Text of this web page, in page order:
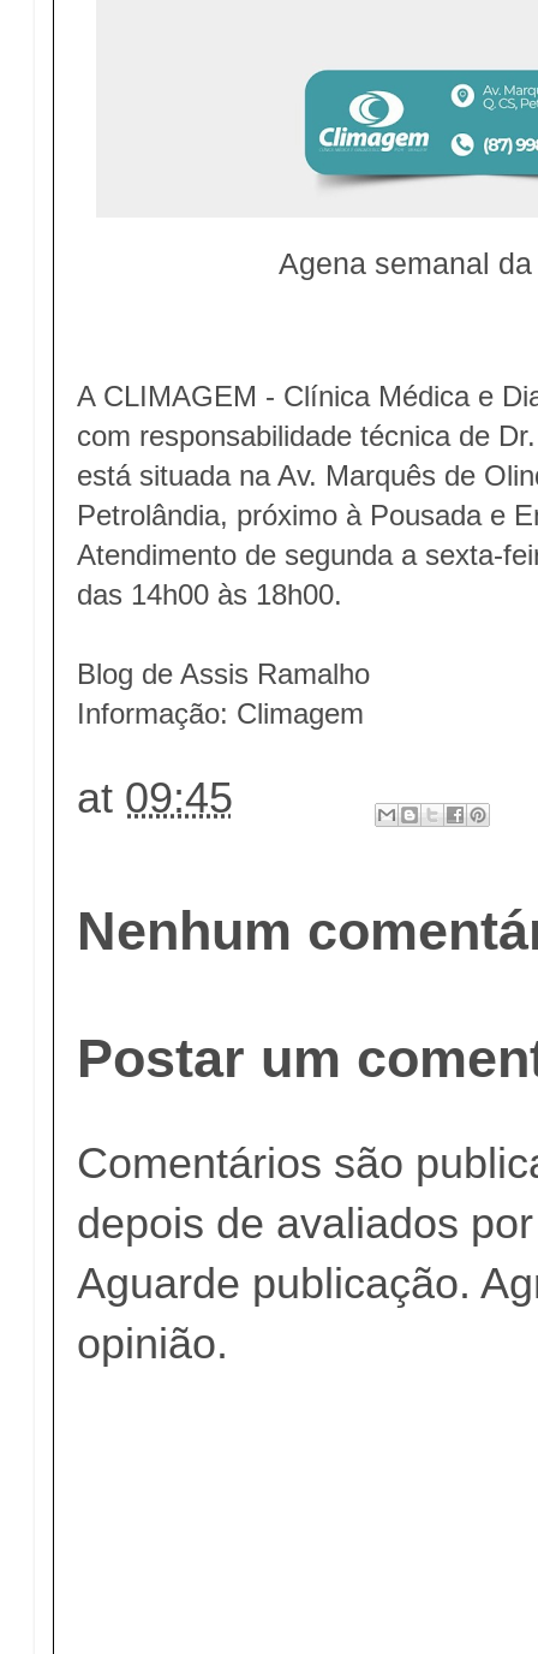
Agena semanal
A CLIMAGEM - Clínica Médica e
com responsabilidade técnica de
está situada na Av. Marquês de
Petrolândia, próximo à Pousada e
Atendimento de segunda a sexta-
das 14h00 às 18h00.
Blog de Assis Ramalho
Informação: Climagem
at 09:45
Nenhum
Postar um
Comentários são
depois de avaliados
Aguarde publicação.
opinião.